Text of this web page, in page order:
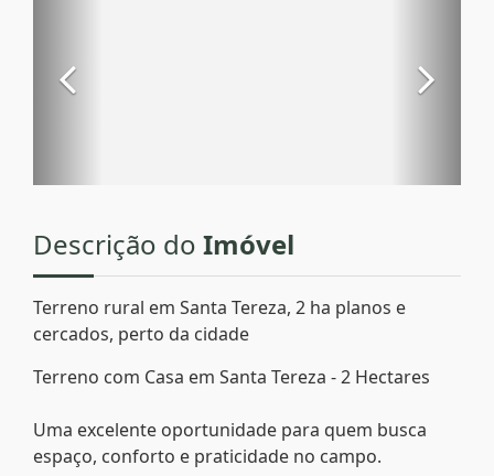
Descrição do Imóvel
Terreno rural em Santa Tereza, 2 ha planos e
cercados, perto da cidade
Terreno com Casa em Santa Tereza - 2 Hectares
Uma excelente oportunidade para quem busca
espaço, conforto e praticidade no campo.